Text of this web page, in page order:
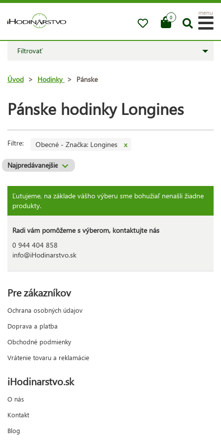
0
menu
Filtrovať
Úvod > Hodinky > Pánske
Pánske hodinky Longines
Filtre: Obecné - Značka: Longines x
Ľutujeme, na základe vášho výberu sme bohužiaľ nenašli žiadne
produkty.
Radi vám pomôžeme s výberom, kontaktujte nás
0 944 404 858
info@iHodinarstvo.sk
Pre zákazníkov
Ochrana osobných údajov
Doprava a platba
Obchodné podmienky
Vrátenie tovaru a reklamácie
iHodinarstvo.sk
O nás
Kontakt
Blog